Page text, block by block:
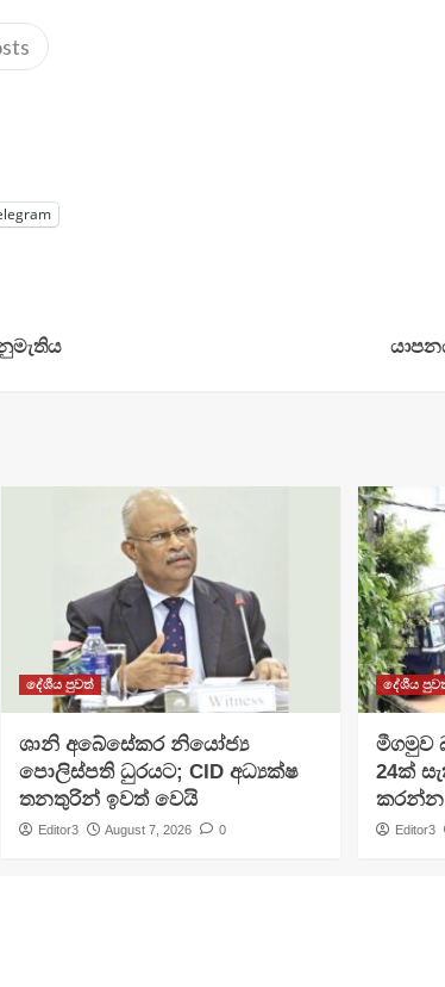
දේශීය පුවත්
ශානි අබේසේකර නියෝජ්‍ය
පොලිස්පති ධුරයට; CID අධ්‍යක්ෂ
තනතුරින් ඉවත් වෙයි
Editor3 August 7, 2026 0
දේශීය
මීගමුව
24ක්
කරන්න
Editor3